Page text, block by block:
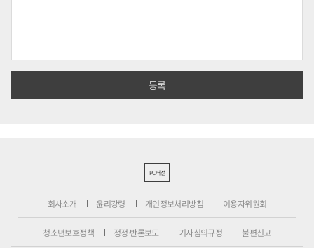
PC버전
회사소개 윤리강령 개인정보처리방침 이용자위원회
청소년보호정책 정정·반론보도 기사심의규정 불편신고